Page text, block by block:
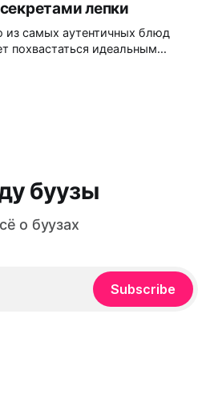
при первом
статье вы
лепки
из самых аутентичных блюд
похвастаться идеальным
ошибочно называют) — это не
буузы
о буузах
Subscribe